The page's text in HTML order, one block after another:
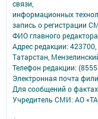
связи,
информационных
запись о регистрации
ФИО главного
Адрес редакции:
Татарстан,
Телефон редакции:
Электронная почта
Для сообщений о
Учредитель СМИ: АО